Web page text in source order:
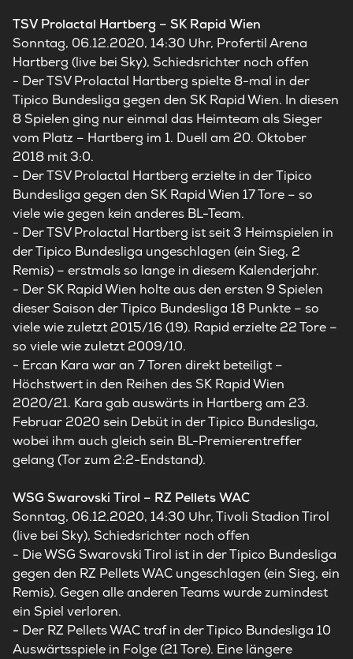
TSV Prolactal Hartberg – SK Rapid Wien
Sonntag, 06.12.2020, 14:30 Uhr, Profertil Arena
Hartberg (live bei Sky), Schiedsrichter noch offen
- Der TSV Prolactal Hartberg spielte 8-mal in der
Tipico Bundesliga gegen den SK Rapid Wien. In diesen
8 Spielen ging nur einmal das Heimteam als Sieger
vom Platz – Hartberg im 1. Duell am 20. Oktober
2018 mit 3:0.
- Der TSV Prolactal Hartberg erzielte in der Tipico
Bundesliga gegen den SK Rapid Wien 17 Tore – so
viele wie gegen kein anderes BL-Team.
- Der TSV Prolactal Hartberg ist seit 3 Heimspielen in
der Tipico Bundesliga ungeschlagen (ein Sieg, 2
Remis) – erstmals so lange in diesem Kalenderjahr.
- Der SK Rapid Wien holte aus den ersten 9 Spielen
dieser Saison der Tipico Bundesliga 18 Punkte – so
viele wie zuletzt 2015/16 (19). Rapid erzielte 22 Tore –
so viele wie zuletzt 2009/10.
- Ercan Kara war an 7 Toren direkt beteiligt –
Höchstwert in den Reihen des SK Rapid Wien
2020/21. Kara gab auswärts in Hartberg am 23.
Februar 2020 sein Debüt in der Tipico Bundesliga,
wobei ihm auch gleich sein BL-Premierentreffer
gelang (Tor zum 2:2-Endstand).
WSG Swarovski Tirol – RZ Pellets WAC
Sonntag, 06.12.2020, 14:30 Uhr, Tivoli Stadion Tirol
(live bei Sky), Schiedsrichter noch offen
- Die WSG Swarovski Tirol ist in der Tipico Bundesliga
gegen den RZ Pellets WAC ungeschlagen (ein Sieg, ein
Remis). Gegen alle anderen Teams wurde zumindest
ein Spiel verloren.
- Der RZ Pellets WAC traf in der Tipico Bundesliga 10
Auswärtsspiele in Folge (21 Tore). Eine längere